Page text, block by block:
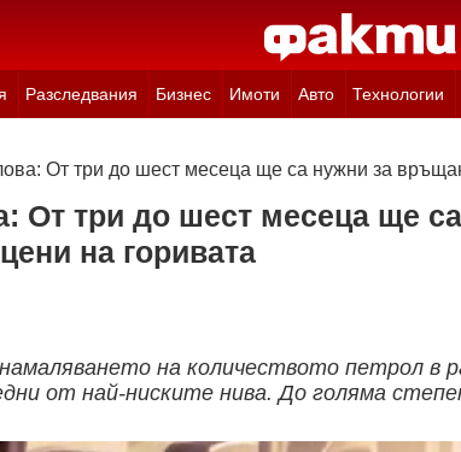
Разследвания Бизнес Имоти Авто Технологии
От три до шест месеца ще са нужни за
От три до шест месеца ще
на горивата
на количеството петрол в
от най-ниските нива. До голяма